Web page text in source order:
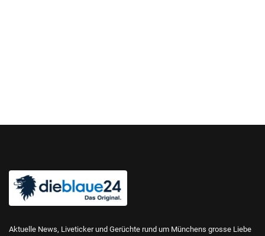
Aktuelle News, Liveticker und Gerüchte rund um Münchens grosse Liebe